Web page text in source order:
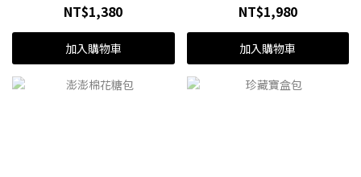
NT$1,380
加入購物車
NT$1,980
加入購物車